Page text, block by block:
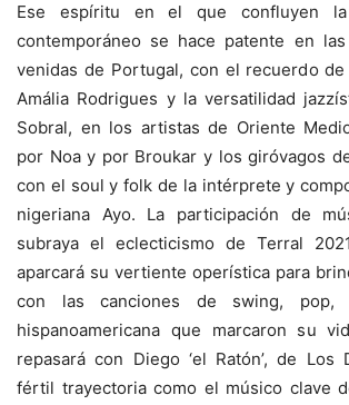
Ese espíritu en el que confluyen
contemporáneo se hace patente en
venidas de Portugal, con el recuerdo
Amália Rodrigues y la versatilidad
Sobral, en los artistas de Oriente
por Noa y por Broukar y los giróvagos
con el soul y folk de la intérprete y
nigeriana Ayo. La participación de
subraya el eclecticismo de Terral
aparcará su vertiente operística para
con las canciones de swing, pop,
hispanoamericana que marcaron su
repasará con Diego ‘el Ratón’, de Los
fértil trayectoria como el músico clave